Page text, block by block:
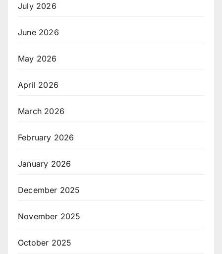
July 2026
June 2026
May 2026
April 2026
March 2026
February 2026
January 2026
December 2025
November 2025
October 2025